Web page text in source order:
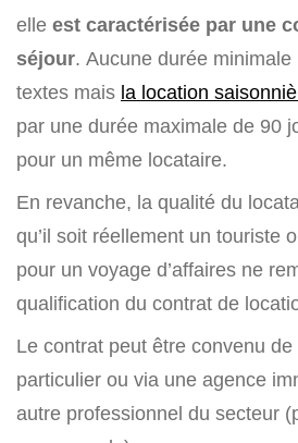
elle est caractérisée par une
séjour. Aucune durée minimale
textes mais la location
par une durée maximale de 90
pour un même locataire.
En revanche, la qualité du
qu’il soit réellement un touriste
pour un voyage d’affaires ne
qualification du contrat de
Le contrat peut être convenu
particulier ou via une agence
autre professionnel du secteur